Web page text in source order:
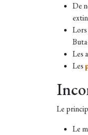
De
Lors
Les
Les
Le
Le